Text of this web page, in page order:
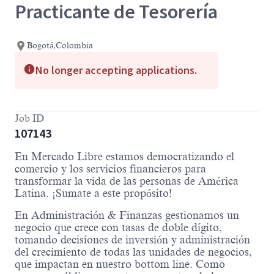
Practicante de Tesorería
Bogotá,Colombia
No longer accepting applications.
Job ID
107143
En Mercado Libre estamos democratizando el
comercio y los servicios financieros para
transformar la vida de las personas de América
Latina. ¡Sumate a este propósito!
En Administración & Finanzas gestionamos un
negocio que crece con tasas de doble dígito,
tomando decisiones de inversión y administración
del crecimiento de todas las unidades de negocios,
que impactan en nuestro bottom line. Como